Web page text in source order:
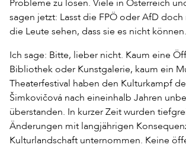
Probleme zu lösen. Viele in Österreich
sagen jetzt: Lasst die FPÖ oder AfD
die Leute sehen, dass sie es nicht können.
Ich sage: Bitte, lieber nicht. Kaum eine
Bibliothek oder Kunstgalerie, kaum ein
Theaterfestival haben den Kulturkampf
Šimkovičová nach eineinhalb Jahren
überstanden. In kurzer Zeit wurden
Änderungen mit langjährigen
Kulturlandschaft unternommen. Keine